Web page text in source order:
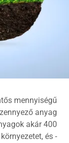
mennyiségű
anyag
akár 400
és -